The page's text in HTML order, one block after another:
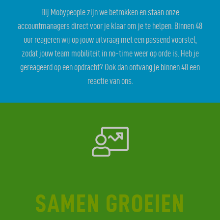
Bij Mobypeople zijn we betrokken en staan onze
accountmanagers direct voor je klaar om je te helpen. Binnen 48
uur reageren wij op jouw uitvraag met een passend voorstel,
zodat jouw team mobiliteit in no-time weer op orde is. Heb je
gereageerd op een opdracht? Ook dan ontvang je binnen 48 een
reactie van ons.
SAMEN GROEIEN